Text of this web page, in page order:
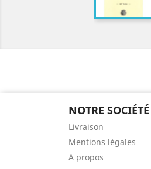
NOTRE SOCIÉTÉ
Livraison
Mentions légales
A propos